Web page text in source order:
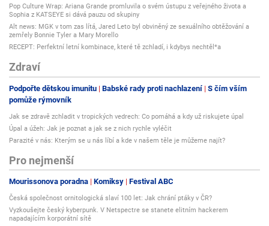
Pop Culture Wrap: Ariana Grande promluvila o svém ústupu z veřejného života a
Sophia z KATSEYE si dává pauzu od skupiny
Alt news: MGK v tom zas lítá, Jared Leto byl obviněný ze sexuálního obtěžování a
zemřely Bonnie Tyler a Mary Morello
RECEPT: Perfektní letní kombinace, které tě zchladí, i kdybys nechtěl*a
Zdraví
Podpořte dětskou imunitu Babské rady proti nachlazení S čím vším
pomůže rýmovník
Jak se zdravě zchladit v tropických vedrech: Co pomáhá a kdy už riskujete úpal
Úpal a úžeh: Jak je poznat a jak se z nich rychle vyléčit
Parazité v nás: Kterým se u nás líbí a kde v našem těle je můžeme najít?
Pro nejmenší
Mourissonova poradna Komiksy Festival ABC
Česká společnost ornitologická slaví 100 let: Jak chrání ptáky v ČR?
Vyzkoušejte český kyberpunk. V Netspectre se stanete elitním hackerem
napadajícím korporátní sítě